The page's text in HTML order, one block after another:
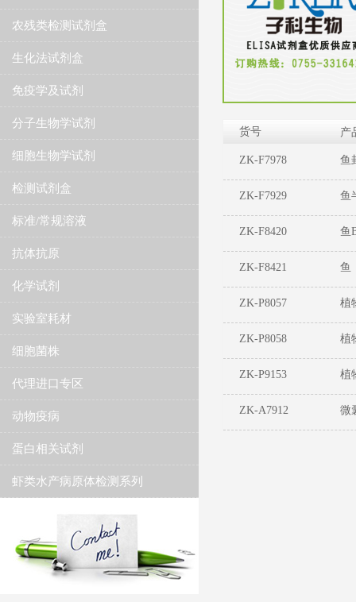
农残类检测试剂盒
生化法试剂盒
免疫学及试剂
分子生物学试剂
细胞生物学试剂
检测试剂盒
标准/常规溶液
抗体抗原
化学试剂
实验室耗材
细胞菌株
代理进口专区
动物疫病
蛋白相关试剂
虾类水产病原体检测系列
货号 产
ZK-F7978 鱼
ZK-F7929 鱼
ZK-F8420 鱼
ZK-F8421 鱼
ZK-P8057 植
ZK-P8058 植
ZK-P9153 植
ZK-A7912 微